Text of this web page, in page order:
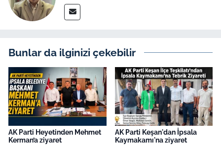
Bunlar da ilginizi çekebilir
AK Parti Heyetinden Mehmet
Kerman’a ziyaret
AK Parti Keşan'dan İpsala
Kaymakamı'na ziyaret